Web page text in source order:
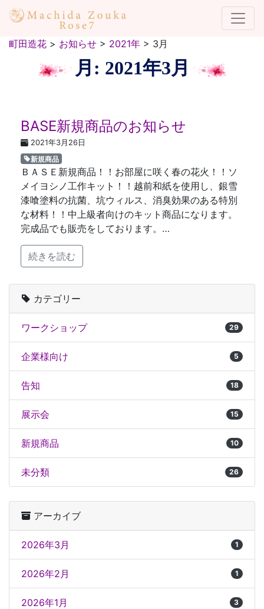
町田造花 > お知らせ > 2021年 > 3月
月: 2021年3月
BASE新規商品のお知らせ
2021年3月26日
新規商品
ＢＡＳＥ新規商品！！お部屋に咲く春の花火！！ソ
メイヨシノ工作キット！！越前和紙を使用し、銀雪
漆喰塗料の抗菌、坑ウィルス、消臭効果のある特別
な材料！！中上級者向けのキット商品になります。
完成品でも販売をしております。…
続きを読む
カテゴリー
ワークショップ 29
企業様向け 5
告知 18
展示会 15
新規商品 10
未分類 26
アーカイブ
2026年3月 1
2026年2月 1
2026年1月 3